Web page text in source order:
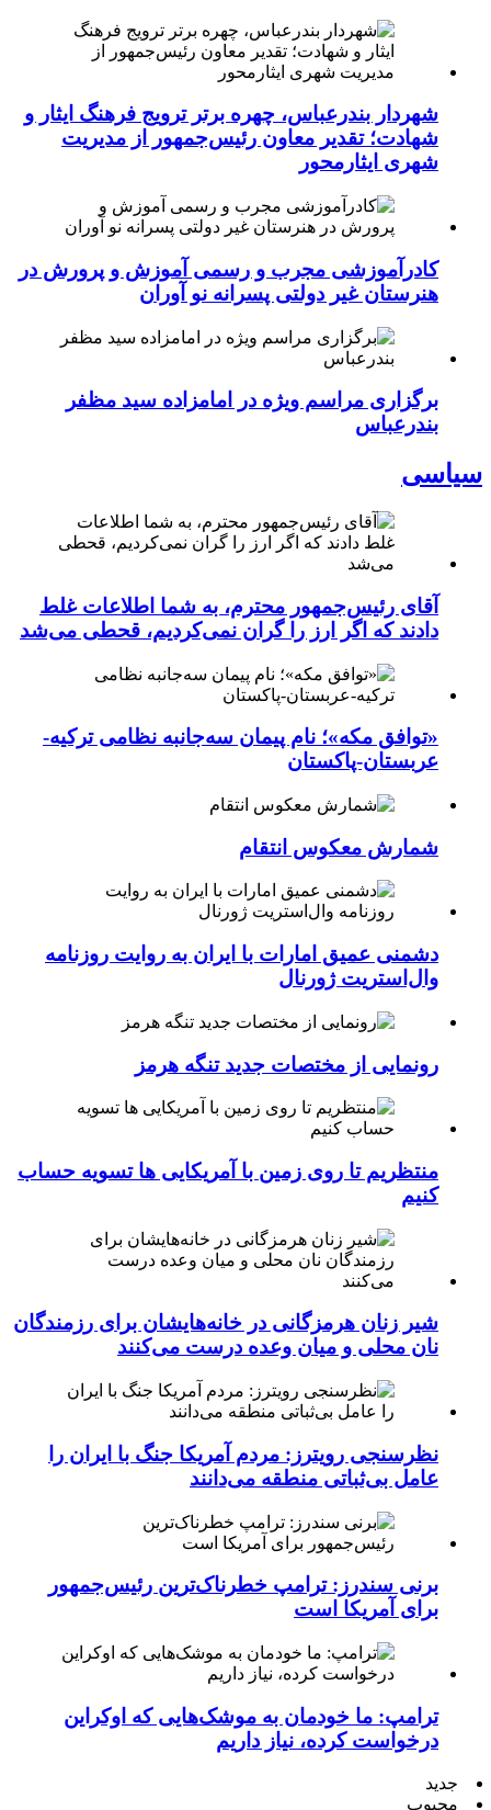
شهردار بندرعباس، چهره برتر ترویج فرهنگ ایثار و
شهادت؛ تقدیر معاون رئیس‌جمهور از مدیریت
شهری ایثارمحور
کادرآموزشی مجرب و رسمی آموزش و پرورش در
هنرستان غیر دولتی پسرانه نو آوران
برگزاری مراسم ویژه در امامزاده سید مظفر
بندرعباس
سیاسی
آقای رئیس‌جمهور محترم، به شما اطلاعات غلط
دادند که اگر ارز را گران نمی‌کردیم، قحطی می‌شد
«توافق مکه»؛ نام پیمان سه‌جانبه نظامی ترکیه-
عربستان-پاکستان
شمارش معکوس انتقام
دشمنی عمیق امارات با ایران به روایت روزنامه
وال‌استریت ژورنال
رونمایی از مختصات جدید تنگه هرمز
منتظریم تا روی زمین با آمریکایی ها تسویه حساب
کنیم
شیر زنان هرمزگانی در خانه‌هایشان برای رزمندگان
نان محلی و میان وعده درست می‌کنند
نظرسنجی رویترز: مردم آمریکا جنگ با ایران را
عامل بی‌ثباتی منطقه می‌دانند
برنی سندرز: ترامپ خطرناک‌ترین رئیس‌جمهور
برای آمریکا است
ترامپ: ما خودمان به موشک‌هایی که اوکراین
درخواست کرده، نیاز داریم
جدید
محبوب